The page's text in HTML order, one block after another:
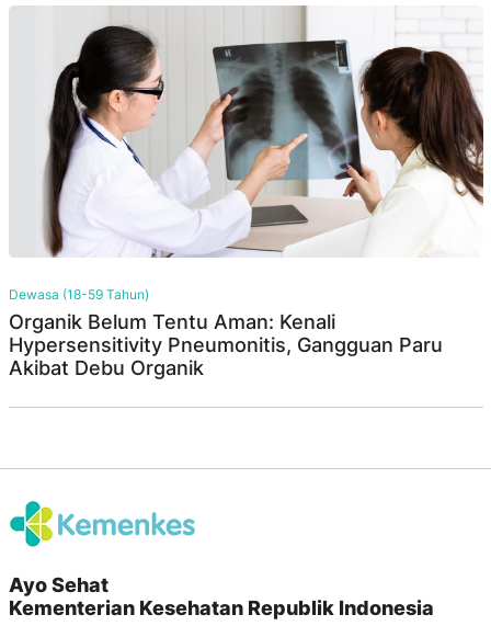
Dewasa (18-59 Tahun)
Organik Belum Tentu Aman: Kenali
Hypersensitivity Pneumonitis, Gangguan Paru
Akibat Debu Organik
Ayo Sehat
Kementerian Kesehatan Republik Indonesia